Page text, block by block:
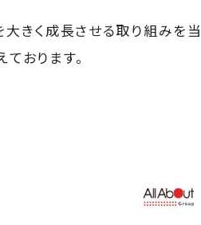
きく成長させる取り組みを当
おります。